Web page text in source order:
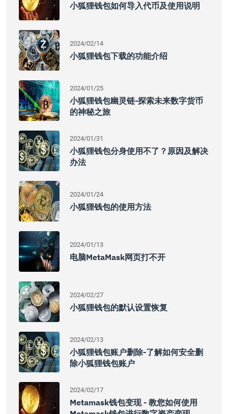
小狐狸钱包如何导入代币及使用说明
2024/02/14
小狐狸钱包下载的功能介绍
2024/01/25
小狐狸钱包幽灵链-探索未来数字货币
的神秘之旅
2024/01/31
小狐狸钱包分身使用不了？原因及解决
办法
2024/01/24
小狐狸钱包的使用方法
2024/01/13
电脑MetaMask网页打不开
2024/02/27
小狐狸钱包的默认设置恢复
2024/02/13
小狐狸钱包账户删除-了解如何安全删
除小狐狸钱包账户
2024/02/17
Metamask钱包变现 - 教您如何使用